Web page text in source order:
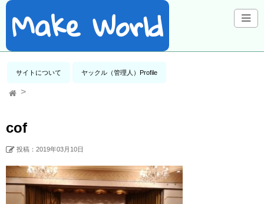
Make World
サイトについて ヤックル（管理人）Profile
cof
投稿：2019年03月10日